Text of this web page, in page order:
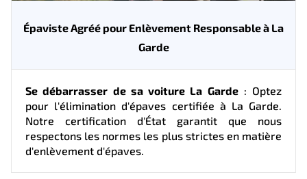
Épaviste Agréé pour Enlèvement Responsable à La
Garde
Se débarrasser de sa voiture La Garde: Optez
pour l'élimination d'épaves certifiée à La Garde.
Notre certification d'État garantit que nous
respectons les normes les plus strictes en matière
d'enlèvement d'épaves.